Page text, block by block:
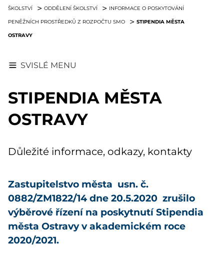
ŠKOLSTVÍ ODDĚLENÍ ŠKOLSTVÍ INFORMACE O POSKYTOVÁNÍ
PENĚŽNÍCH PROSTŘEDKŮ Z ROZPOČTU SMO
STIPENDIA MĚSTA
OSTRAVY
SVISLÉ MENU
STIPENDIA MĚSTA
OSTRAVY
Důležité informace, odkazy, kontakty
Zastupitelstvo města usn. č.
0882/ZM1822/14 dne 20.5.2020 zrušilo
výběrové řízení na poskytnutí Stipendia
města Ostravy v akademickém roce
2020/2021.